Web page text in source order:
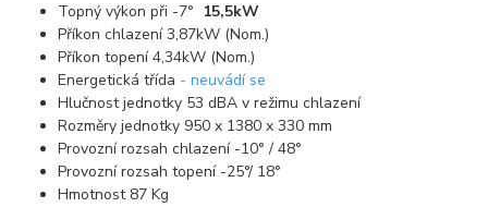
Topný výkon při -7° 15,5kW
Příkon chlazení 3,87kW (Nom.)
Příkon topení 4,34kW (Nom.)
Energetická třída - neuvádí se
Hlučnost jednotky 53 dBA v režimu chlazení
Rozměry jednotky 950 x 1380 x 330 mm
Provozní rozsah chlazení -10° / 48°
Provozní rozsah topení -25°/ 18°
Hmotnost 87 Kg